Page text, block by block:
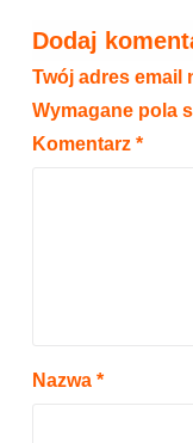
Dodaj
Twój adres email
Wymagane pola
Komentarz *
Nazwa *